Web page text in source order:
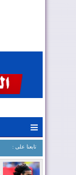
≡
: تابعنا على